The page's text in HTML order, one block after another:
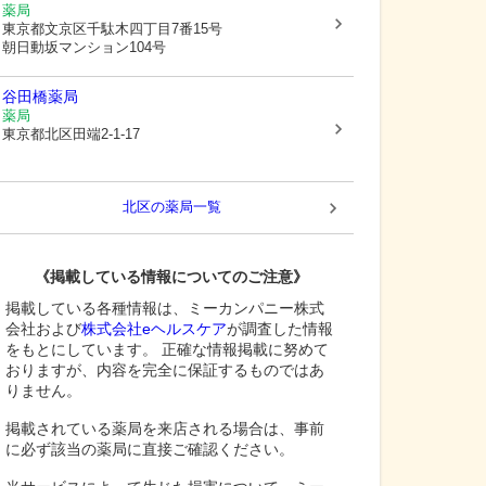
薬局
東京都文京区千駄木四丁目7番15号
朝日動坂マンション104号
谷田橋薬局
薬局
東京都北区田端2-1-17
北区の薬局一覧
《掲載している情報についてのご注意》
掲載している各種情報は、ミーカンパニー株式
会社および株式会社eヘルスケアが調査した情報
をもとにしています。 正確な情報掲載に努めて
おりますが、内容を完全に保証するものではあ
りません。
掲載されている薬局を来店される場合は、事前
に必ず該当の薬局に直接ご確認ください。